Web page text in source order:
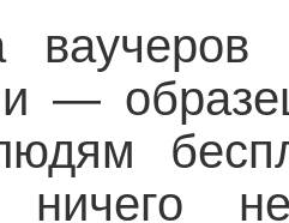
—
ничего